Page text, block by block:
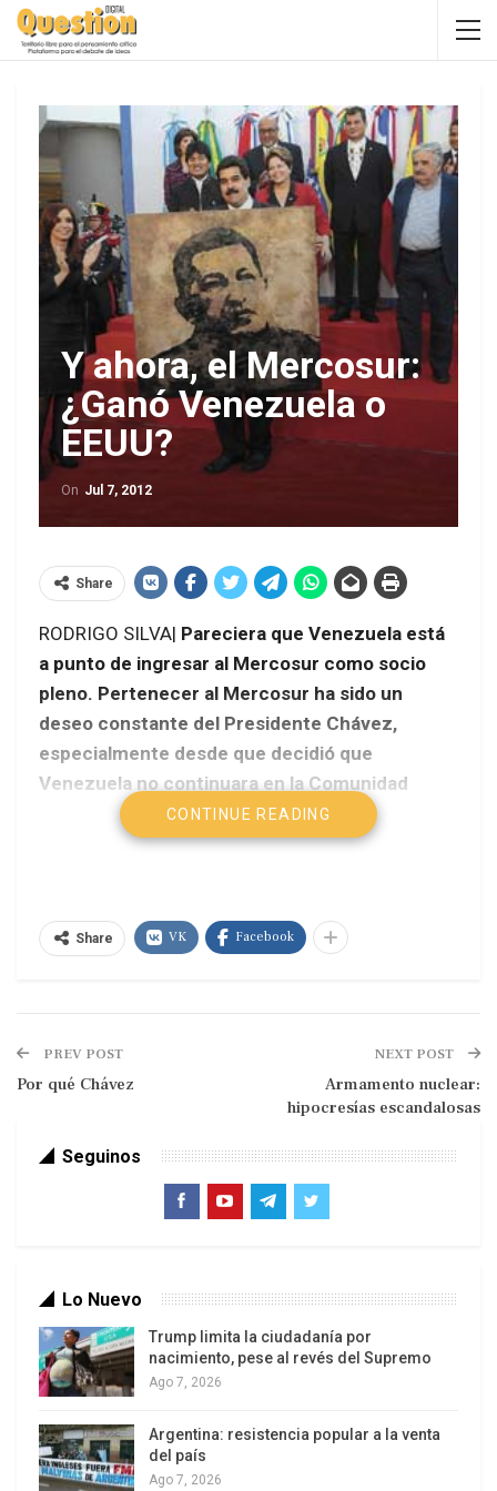
Y ahora, el Mercosur:
¿Ganó Venezuela o
EEUU?
On Jul 7, 2012
Share
RODRIGO SILVA| Pareciera que Venezuela está
a punto de ingresar al Mercosur como socio
pleno. Pertenecer al Mercosur ha sido un
deseo constante del Presidente Chávez,
especialmente desde que decidió que
Venezuela no continuara en la Comunidad
Andina de Naciones porque Colombia y Perú
querían firmar tratados de libre comercio con
Venezuela? El Mercosur es un acuerdo que
pretende crear un mercado común en América del
Sur, es decir, que haya libre circulación de bien,
servicios y personas entre los Estados miembros,
entre otras metas macroeconómica y
microeconómicas. En otras palabras, los países
CONTINUE READING
Share VK Facebook
PREV POST
Por qué Chávez
NEXT POST
Armamento nuclear:
hipocresías escandalosas
Seguinos
Lo Nuevo
Trump limita la ciudadanía por
nacimiento, pese al revés del Supremo
Ago 7, 2026
Argentina: resistencia popular a la venta
del país
Ago 7, 2026